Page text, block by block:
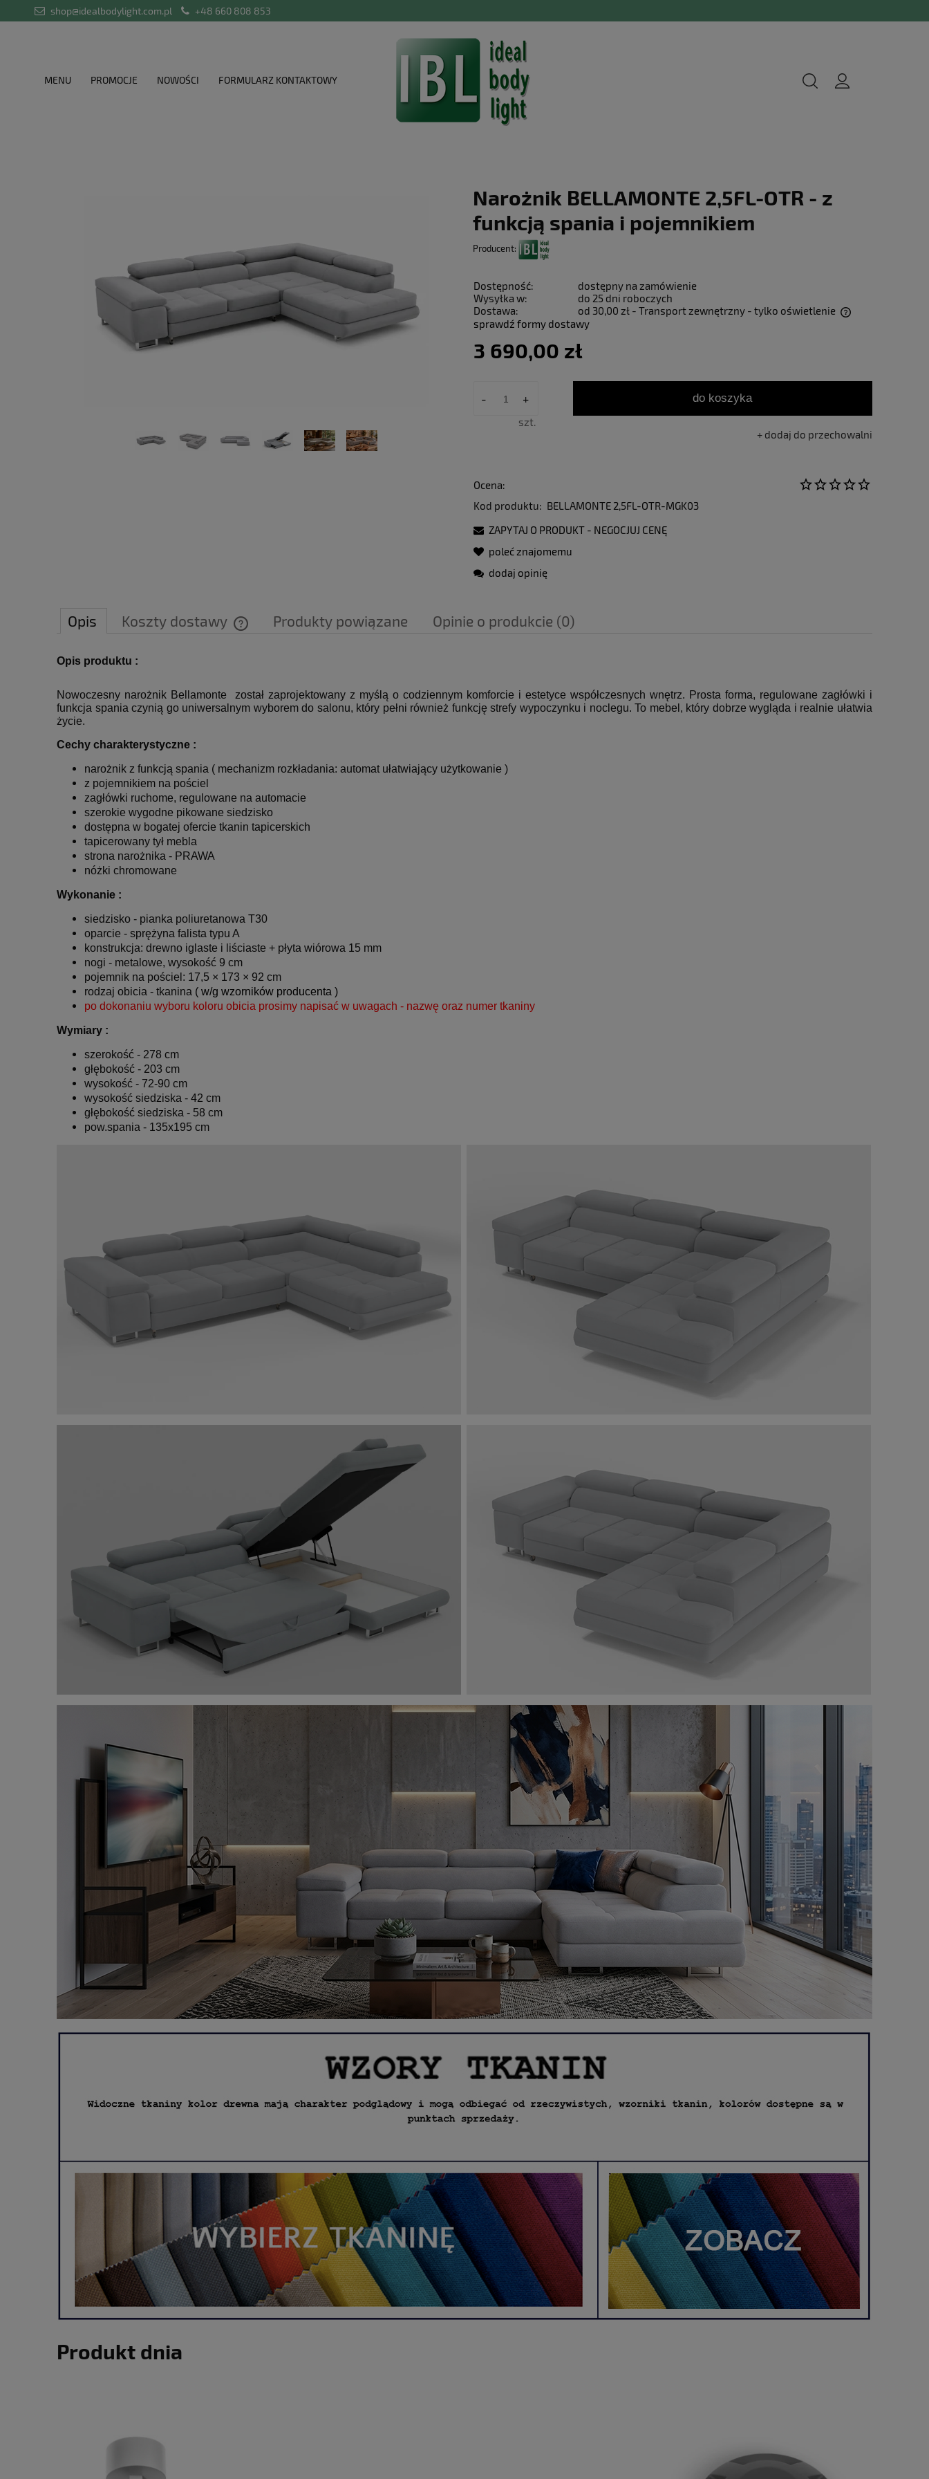
shop@idealbodylight.com.pl +48 660 808 853
MENU PROMOCJE NOWOŚCI FORMULARZ KONTAKTOWY
Narożnik BELLAMONTE 2,5FL-OTR - z
funkcją spania i pojemnikiem
Producent:
Dostępność:
dostępny na zamówienie
Wysyłka w:
do 25 dni roboczych
Dostawa:
od 30,00 zł - Transport zewnętrzny - tylko oświetlenie
sprawdź formy dostawy
3 690,00 zł
- +
szt.
do koszyka
dodaj do przechowalni
Ocena:
Kod produktu: BELLAMONTE 2,5FL-OTR-MGK03
ZAPYTAJ O PRODUKT - NEGOCJUJ CENĘ
poleć znajomemu
dodaj opinię
Opis Koszty dostawy Produkty powiązane Opinie o produkcie (0)
Opis produktu :
Nowoczesny narożnik Bellamonte został zaprojektowany z myślą o codziennym komforcie i estetyce współczesnych wnętrz. Prosta forma, regulowane zagłówki i
funkcja spania czynią go uniwersalnym wyborem do salonu, który pełni również funkcję strefy wypoczynku i noclegu. To mebel, który dobrze wygląda i realnie ułatwia
życie.
Cechy charakterystyczne :
narożnik z funkcją spania ( mechanizm rozkładania: automat ułatwiający użytkowanie )
z pojemnikiem na pościel
zagłówki ruchome, regulowane na automacie
szerokie wygodne pikowane siedzisko
dostępna w bogatej ofercie tkanin tapicerskich
tapicerowany tył mebla
strona narożnika - PRAWA
nóżki chromowane
Wykonanie :
siedzisko - pianka poliuretanowa T30
oparcie - sprężyna falista typu A
konstrukcja: drewno iglaste i liściaste + płyta wiórowa 15 mm
nogi - metalowe, wysokość 9 cm
pojemnik na pościel: 17,5 × 173 × 92 cm
rodzaj obicia - tkanina ( w/g wzorników producenta )
po dokonaniu wyboru koloru obicia prosimy napisać w uwagach - nazwę oraz numer tkaniny
Wymiary :
szerokość - 278 cm
głębokość - 203 cm
wysokość - 72-90 cm
wysokość siedziska - 42 cm
głębokość siedziska - 58 cm
pow.spania - 135x195 cm
Produkt dnia